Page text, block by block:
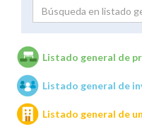
Unidades de
Listado general de
Listado general de
Listado general de